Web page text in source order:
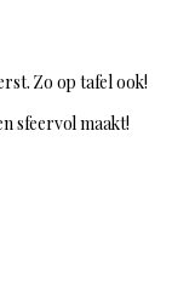
Zo op tafel ook!
sfeervol maakt!